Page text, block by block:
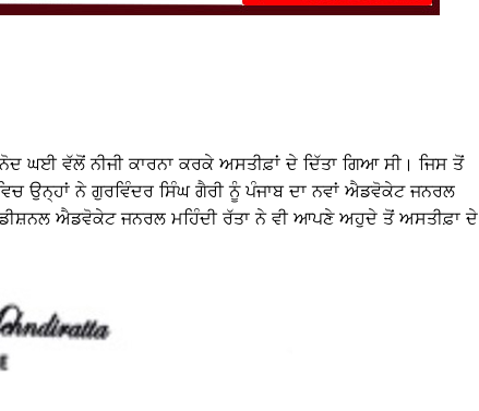
ਘਈ ਵੱਲੋਂ ਨੀਜੀ ਕਾਰਨਾ ਕਰਕੇ ਅਸਤੀਫ਼ਾਂ ਦੇ ਦਿੱਤਾ ਗਿਆ ਸੀ। ਜਿਸ ਤੋਂ
ਉਨ੍ਹਾਂ ਨੇ ਗੁਰਵਿੰਦਰ ਸਿੰਘ ਗੈਰੀ ਨੂੰ ਪੰਜਾਬ ਦਾ ਨਵਾਂ ਐਡਵੋਕੇਟ ਜਨਰਲ
ਐਡਵੋਕੇਟ ਜਨਰਲ ਮਹਿੰਦੀ ਰੱਤਾ ਨੇ ਵੀ ਆਪਣੇ ਅਹੁਦੇ ਤੋਂ ਅਸਤੀਫ਼ਾ ਦੇ